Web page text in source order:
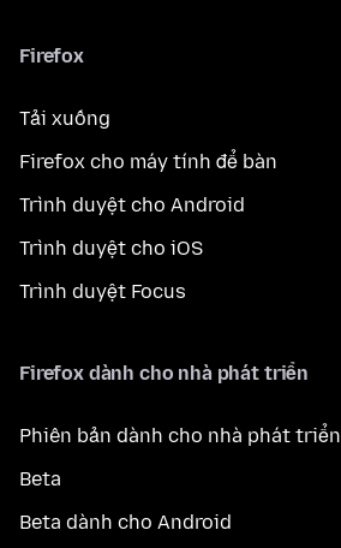
Firefox
Tải xuống
Firefox cho máy tính để bàn
Trình duyệt cho Android
Trình duyệt cho iOS
Trình duyệt Focus
Firefox dành cho nhà phát triển
Phiên bản dành cho nhà phát triển
Beta
Beta dành cho Android